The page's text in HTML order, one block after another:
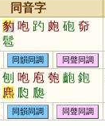
同音字
豹 咆 趵 皰 砲 奅
髱
同韻同調 同聲同調
刨 咆 庖 匏 齙 鉋
麃 瓝 瓟
同韻同調 同聲同調